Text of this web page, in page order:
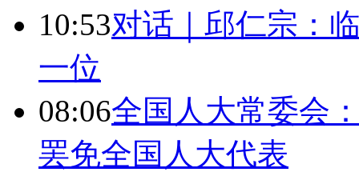
10:53对话｜邱仁宗：
一位
08:06全国人大常委会
罢免全国人大代表